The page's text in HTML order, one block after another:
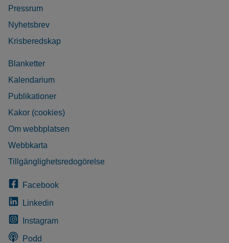
Pressrum
Nyhetsbrev
Krisberedskap
Blanketter
Kalendarium
Publikationer
Kakor (cookies)
Om webbplatsen
Webbkarta
Tillgänglighetsredogörelse
Facebook
Linkedin
Instagram
Podd